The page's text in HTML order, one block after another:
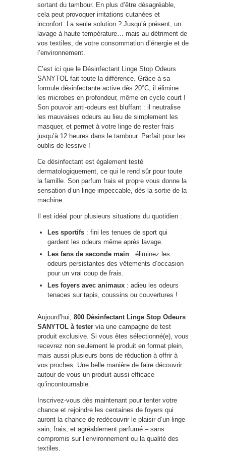
sortant du tambour. En plus d’être désagréable,
cela peut provoquer irritations cutanées et
inconfort. La seule solution ? Jusqu’à présent, un
lavage à haute température… mais au détriment de
vos textiles, de votre consommation d’énergie et de
l’environnement.
C’est ici que le Désinfectant Linge Stop Odeurs
SANYTOL fait toute la différence. Grâce à sa
formule désinfectante active dès 20°C, il élimine
les microbes en profondeur, même en cycle court !
Son pouvoir anti-odeurs est bluffant : il neutralise
les mauvaises odeurs au lieu de simplement les
masquer, et permet à votre linge de rester frais
jusqu’à 12 heures dans le tambour. Parfait pour les
oublis de lessive !
Ce désinfectant est également testé
dermatologiquement, ce qui le rend sûr pour toute
la famille. Son parfum frais et propre vous donne la
sensation d’un linge impeccable, dès la sortie de la
machine.
Il est idéal pour plusieurs situations du quotidien :
Les sportifs : fini les tenues de sport qui
gardent les odeurs même après lavage.
Les fans de seconde main : éliminez les
odeurs persistantes des vêtements d’occasion
pour un vrai coup de frais.
Les foyers avec animaux : adieu les odeurs
tenaces sur tapis, coussins ou couvertures !
Aujourd’hui, 800 Désinfectant Linge Stop Odeurs
SANYTOL à tester via une campagne de test
produit exclusive. Si vous êtes sélectionné(e), vous
recevrez non seulement le produit en format plein,
mais aussi plusieurs bons de réduction à offrir à
vos proches. Une belle manière de faire découvrir
autour de vous un produit aussi efficace
qu’incontournable.
Inscrivez-vous dès maintenant pour tenter votre
chance et rejoindre les centaines de foyers qui
auront la chance de redécouvrir le plaisir d’un linge
sain, frais, et agréablement parfumé – sans
compromis sur l’environnement ou la qualité des
textiles.